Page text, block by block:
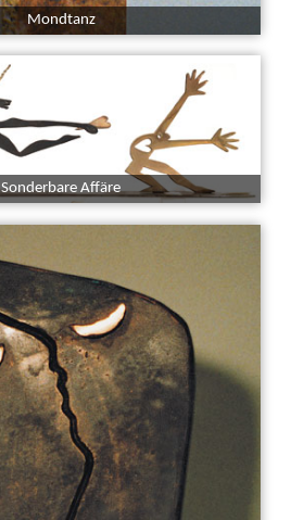
Mondtanz
Sonderbare Affäre